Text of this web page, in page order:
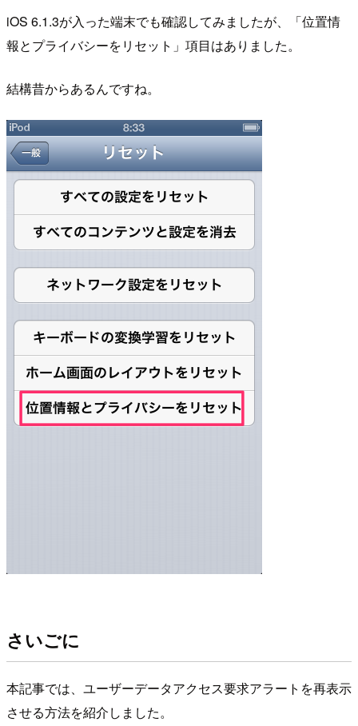
iOS 6.1.3が入った端末でも確認してみましたが、「位置情
報とプライバシーをリセット」項目はありました。
結構昔からあるんですね。
さいごに
本記事では、ユーザーデータアクセス要求アラートを再表示
させる方法を紹介しました。